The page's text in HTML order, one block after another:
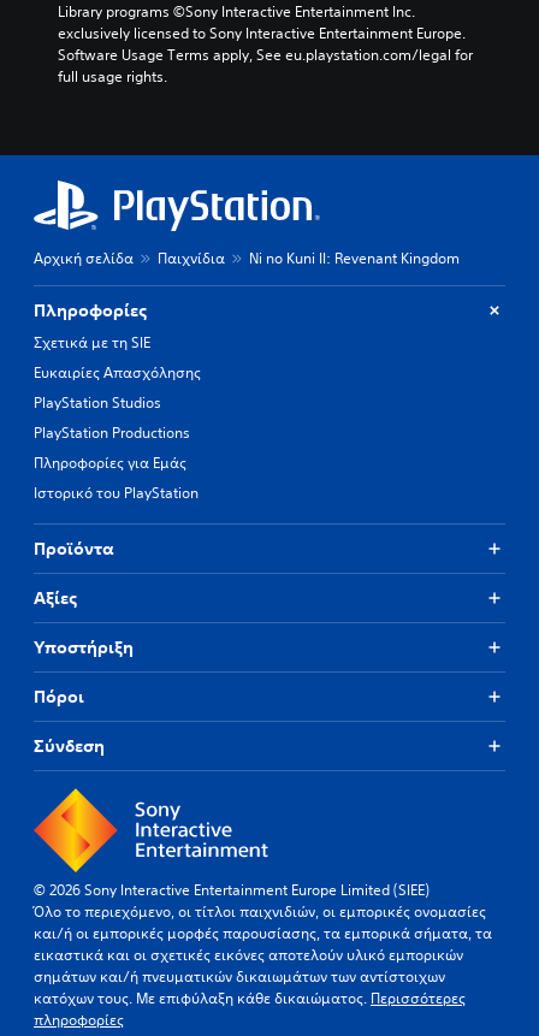
Library programs ©Sony Interactive Entertainment Inc.
exclusively licensed to Sony Interactive Entertainment Europe.
Software Usage Terms apply, See eu.playstation.com/legal for
full usage rights.
Αρχική σελίδα Παιχνίδια Ni no Kuni II: Revenant Kingdom
Πληροφορίες
Σχετικά με τη SIE
Ευκαιρίες Απασχόλησης
PlayStation Studios
PlayStation Productions
Πληροφορίες για Εμάς
Ιστορικό του PlayStation
Προϊόντα
Αξίες
Υποστήριξη
Πόροι
Σύνδεση
© 2026 Sony Interactive Entertainment Europe Limited (SIEE)
Όλο το περιεχόμενο, οι τίτλοι παιχνιδιών, οι εμπορικές ονομασίες
και/ή οι εμπορικές μορφές παρουσίασης, τα εμπορικά σήματα, τα
εικαστικά και οι σχετικές εικόνες αποτελούν υλικό εμπορικών
σημάτων και/ή πνευματικών δικαιωμάτων των αντίστοιχων
κατόχων τους. Με επιφύλαξη κάθε δικαιώματος. Περισσότερες
πληροφορίες